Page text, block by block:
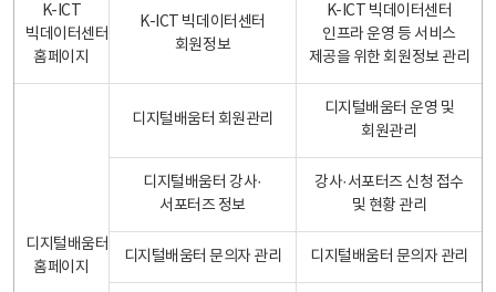
K-ICT
빅데이터센터
홈페이지
K-ICT 빅데이터센터
회원정보
K-ICT 빅데이터센터
인프라 운영 등 서비스
제공을 위한 회원정보 관리
디지털배움터
홈페이지
디지털배움터 회원관리
디지털배움터 운영 및
회원관리
디지털배움터 강사·
서포터즈 정보
강사·서포터즈 신청 접수
및 현황 관리
디지털배움터 문의자 관리 디지털배움터 문의자 관리